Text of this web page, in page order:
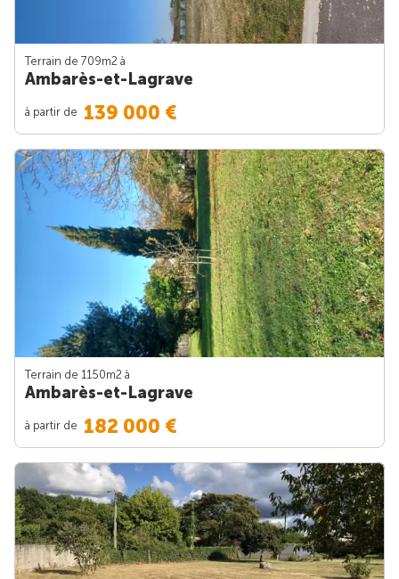
Terrain de 709m2 à
Ambarès-et-Lagrave
à partir de 139 000 €
Terrain de 1150m2 à
Ambarès-et-Lagrave
à partir de 182 000 €